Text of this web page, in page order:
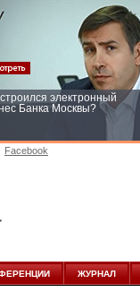
строился электронный
Банка Москвы?
Facebook
ЖУРНАЛ